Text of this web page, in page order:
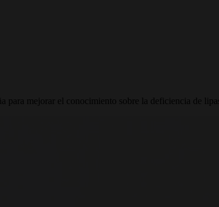
mejorar el conocimiento sobre la deficiencia de